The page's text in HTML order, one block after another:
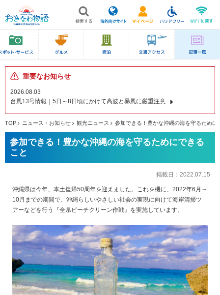
重要なお知らせ
2026.08.03
台風13号情報｜5日～8日頃にかけて高波と暴風に厳重注意
TOP ニュース・お知らせ 観光ニュース 参加できる！豊かな沖縄の海を守るために
参加できる！豊かな沖縄の海を守るためにできる
こと
掲載日： 2022.07.15
沖縄県は今年、本土復帰50周年を迎えました。これを機に、2022年6月～
10月までの期間で、沖縄らしいやさしい社会の実現に向けて海岸清掃ツ
アーなどを行う『全県ビーチクリーン作戦』を実施しています。